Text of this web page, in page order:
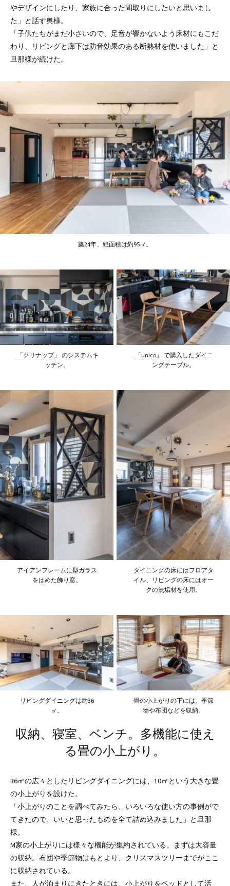
やデザインにしたり、家族に合った間取りにしたいと思いまし
た」と話す奥様。
「子供たちがまだ小さいので、足音が響かないよう床材にもこだ
わり、リビングと廊下は防音効果のある断熱材を使いました」と
旦那様が続けた。
築24年、総面積は約95㎡。
「クリナップ」
のシステムキ
ッチン。
「unico」
で購入したダイニ
ングテーブル。
アイアンフレームに型ガラス
をはめた飾り窓。
ダイニングの床にはフロアタ
イル、リビングの床にはオー
クの無垢材を使用。
リビングダイニングは約36
㎡。
畳の小上がりの下には、季節
物や布団などを収納。
収納、寝室、ベンチ。多機能に使え
る畳の小上がり。
36㎡の広々としたリビングダイニングには、10㎡という大きな畳
の小上がりを設けた。
「小上がりのことを調べてみたら、いろいろな使い方の事例がで
てきたので、いいと思ったものを全て詰め込みました」と旦那
様。
M家の小上がりには様々な機能が集約されている。まずは大容量
の収納。布団や季節物はもとより、クリスマスツリーまでがここ
に収納されている。
また、人が泊まりにきたときには、小上がりをベッドとして活